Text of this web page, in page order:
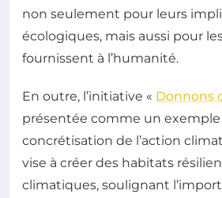
non seulement pour leurs
écologiques, mais aussi pour
fournissent à l’humanité.
En outre, l’initiative « Donnons
présentée comme un exemple
concrétisation de l’action
vise à créer des habitats
climatiques, soulignant